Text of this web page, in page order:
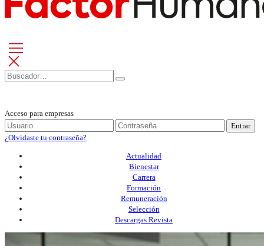
Acceso para empresas
Entrar
¿Olvidaste tu contraseña?
Actualidad
Bienestar
Carrera
Formación
Remuneración
Selección
Descargas Revista